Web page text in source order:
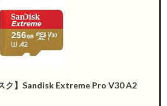
ク】Sandisk Extreme Pro V30 A2